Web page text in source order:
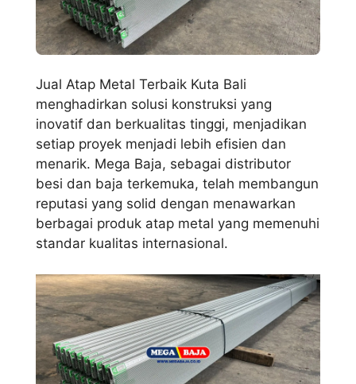
Jual Atap Metal Terbaik Kuta Bali
menghadirkan solusi konstruksi yang
inovatif dan berkualitas tinggi, menjadikan
setiap proyek menjadi lebih efisien dan
menarik. Mega Baja, sebagai distributor
besi dan baja terkemuka, telah membangun
reputasi yang solid dengan menawarkan
berbagai produk atap metal yang memenuhi
standar kualitas internasional.